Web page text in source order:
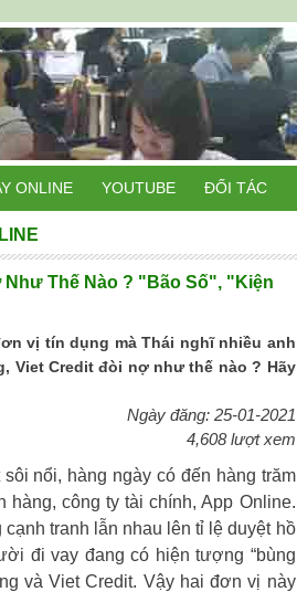
Thế Nào ? "Bão Số", "Kiện
vị tín dụng mà Thái nghĩ nhiều anh
Viet Credit đòi nợ như thế nào ? Hãy
Ngày đăng: 25-01-2021
4,608 lượt xem
nổi, hàng ngày có đến hàng trăm
công ty tài chính, App Online.
tranh lẫn nhau lên tỉ lệ duyệt hồ
đi vay đang có hiện tượng “bùng
và Viet Credit. Vậy hai đơn vị này
ONLINE YOUTUBE ĐỐI TÁC